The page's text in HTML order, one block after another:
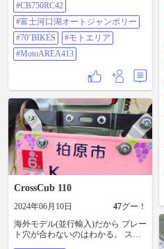
CB750RC42が！ 70’BIKESの撮影に
( ﾟдﾟ)ﾊｯ! 今回、最大の目的！
MotoAREA413ブースを見学♪貴重な
お話しや連絡先まで交換できて大
満足(⁠灬⁠º⁠‿⁠º⁠灬⁠)⁠ 帰りも愛知に入った
瞬間にゲリラ豪雨(;_;) 無事、帰る事
士河口湖オートジャンボリー
#70’BIKES #モトエリア
#MotoAREA413
#CB750RC42
#富士河口湖オートジャンボリー
#70’BIKES
#モトエリア
#MotoAREA413
CrossCub 110
2024年06月10日 47グー！
海外モデル(並行輸入)だから プレー
ト穴が合わないのはわかる。 ステ